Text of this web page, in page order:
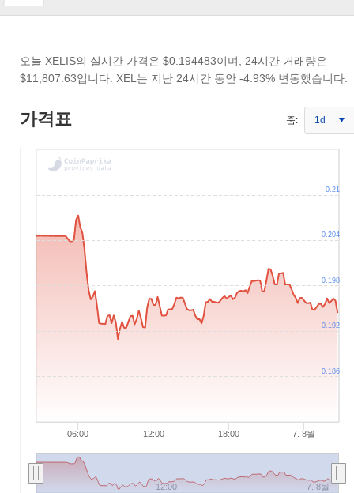
오늘 XELIS의 실시간 가격은 $0.194483이며, 24시간 거래량은
$11,807.63입니다. XEL는 지난 24시간 동안 -4.93% 변동했습니다.
가격표 줌: 1d
06:00 12:00 18:00 7. 8월
12:00 7. 8월
0.186
0.192
0.198
0.204
0.21